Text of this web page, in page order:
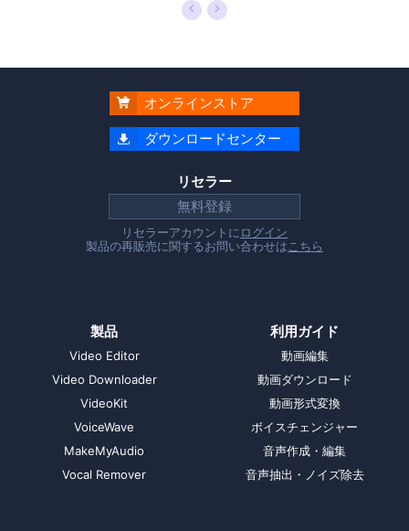
 オンラインストア
 ダウンロードセンター
リセラー
無料登録
リセラーアカウントに ログイン
製品の再販売に関するお問い合わせは こちら
製品
Video Editor
Video Downloader
VideoKit
VoiceWave
MakeMyAudio
Vocal Remover
利用ガイド
動画編集
動画ダウンロード
動画形式変換
ボイスチェンジャー
音声作成・編集
音声抽出・ノイズ除去